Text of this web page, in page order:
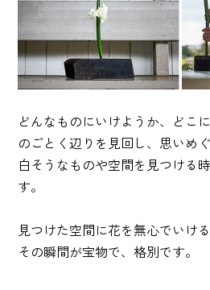
どんなものにいけようか、どこ
のごとく辺りを見回し、思いめ
白そうなものや空間を見つける
す。
見つけた空間に花を無心でいける
その瞬間が宝物で、格別です。